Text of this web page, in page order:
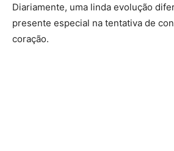
Diariamente, uma linda evolução
presente especial na tentativa de
coração.